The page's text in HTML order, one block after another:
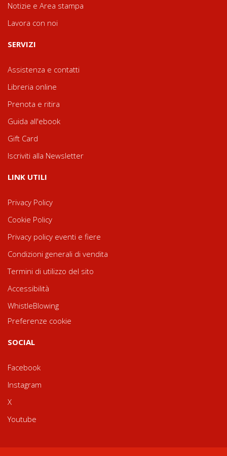
Notizie e Area stampa
Lavora con noi
SERVIZI
Assistenza e contatti
Libreria online
Prenota e ritira
Guida all'ebook
Gift Card
Iscriviti alla Newsletter
LINK UTILI
Privacy Policy
Cookie Policy
Privacy policy eventi e fiere
Condizioni generali di vendita
Termini di utilizzo del sito
Accessibilità
WhistleBlowing
Preferenze cookie
SOCIAL
Facebook
Instagram
X
Youtube